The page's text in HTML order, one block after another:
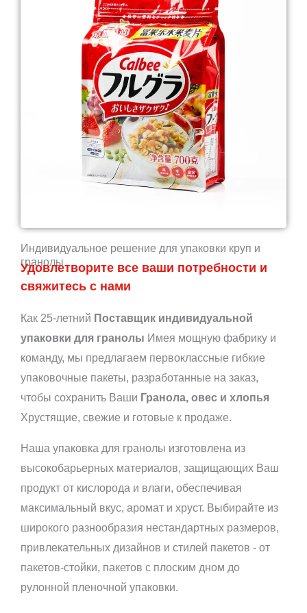
Индивидуальное решение для упаковки круп и
гранолы
Удовлетворите все ваши потребности и
свяжитесь с нами
Как 25-летний Поставщик индивидуальной
упаковки для гранолы Имея мощную фабрику и
команду, мы предлагаем первоклассные гибкие
упаковочные пакеты, разработанные на заказ,
чтобы сохранить Ваши Гранола, овес и хлопья
Хрустящие, свежие и готовые к продаже.
Наша упаковка для гранолы изготовлена из
высокобарьерных материалов, защищающих Ваш
продукт от кислорода и влаги, обеспечивая
максимальный вкус, аромат и хруст. Выбирайте из
широкого разнообразия нестандартных размеров,
привлекательных дизайнов и стилей пакетов - от
пакетов-стойки, пакетов с плоским дном до
рулонной пленочной упаковки.